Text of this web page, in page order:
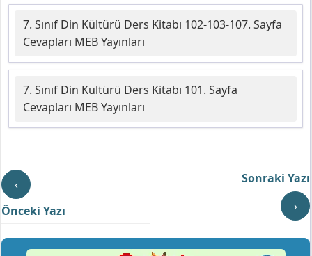
7. Sınıf Din Kültürü Ders Kitabı 102-103-107. Sayfa
Cevapları MEB Yayınları
7. Sınıf Din Kültürü Ders Kitabı 101. Sayfa
Cevapları MEB Yayınları
‹
Önceki Yazı
Sonraki Yazı
›